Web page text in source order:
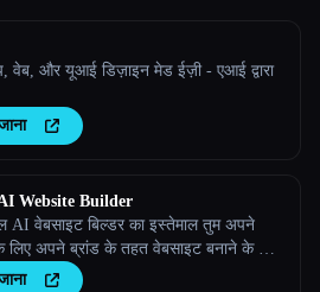
वेब, और यूआई डिज़ाइन मेड ईज़ी - एआई द्वारा
Website Builder
AI वेबसाइट बिल्डर का इस्तेमाल तुम अपने
लिए अपने ब्रांड के तहत वेबसाइट बनाने के लिए